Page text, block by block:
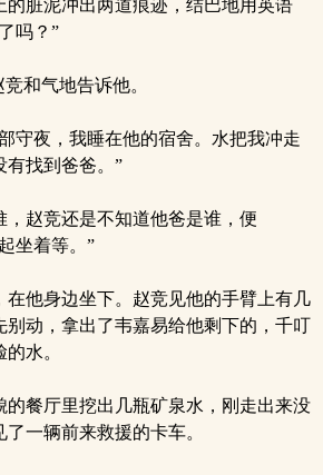
脏泥冲出两道痕迹，结巴地用英语
吗？”
和气地告诉他。
守夜，我睡在他的宿舍。水把我冲走
有找到爸爸。”
赵竞还是不知道他爸是谁，便
坐着等。”
他身边坐下。赵竞见他的手臂上有几
别动，拿出了韦嘉易给他剩下的，千叮
水。
餐厅里挖出几瓶矿泉水，刚走出来没
一辆前来救援的卡车。